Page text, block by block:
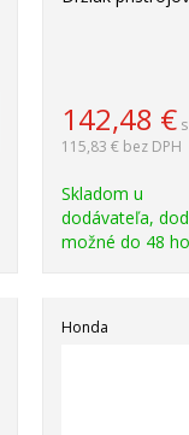
142,48 €
115,83 € bez DPH
Skladom u
dodávateľa,
možné do 48
Honda